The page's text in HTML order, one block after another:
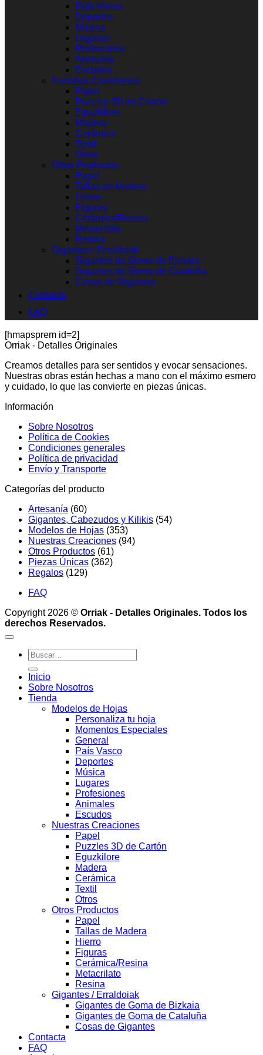
País Vasco
Deportes
Música
Lugares
Profesiones
Animales
Escudos
Nuestras Creaciones
Papel
Puzzles 3D de Cartón
Eguzkilore
Madera
Cerámica
Textil
Otros
Otros Productos
Papel
Tallas de Madera
Hierro
Figuras
Cerámica/Resina
Metacrilato
Resina
Gigantes / Erraldoiak
Gigantes de Goma de Bizkaia
Gigantes de Goma de Cataluña
Cosas de Gigantes
Contacta
FAQ
[hmapsprem id=2]
Orriak - Detalles Originales
Creamos detalles para ser sentidos y evocar sensaciones.
Nuestras obras están hechas a mano con el máximo esmero
y cuidado, lo que las convierte en piezas únicas.
Información
Sobre Nosotros
Política de Cookies
Condiciones generales
Política de privacidad
Envío y Transporte
Categorías del producto
Artesanía (60)
Gigantes, Cabezudos y Kilikis (54)
Modelos de Hojas (353)
Nuestras Creaciones (94)
Otros Productos (61)
Piezas Únicas (362)
Regalos (129)
FAQ
Copyright 2026 © Orriak - Detalles Originales. Todos los
derechos Reservados.
Buscar
por:
Inicio
Sobre Nosotros
Tienda
Modelos de Hojas
Personaliza tu hoja
Momentos Especiales
General
País Vasco
Deportes
Música
Lugares
Profesiones
Animales
Escudos
Nuestras Creaciones
Papel
Puzzles 3D de Cartón
Eguzkilore
Madera
Cerámica
Textil
Otros
Otros Productos
Papel
Tallas de Madera
Hierro
Figuras
Cerámica/Resina
Metacrilato
Resina
Gigantes / Erraldoiak
Gigantes de Goma de Bizkaia
Gigantes de Goma de Cataluña
Cosas de Gigantes
Contacta
FAQ